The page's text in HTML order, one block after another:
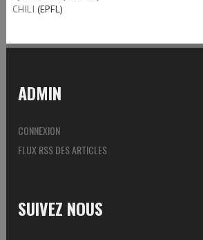
CHILI (EPFL)
ADMIN
CONNEXION
FLUX RSS DES ARTICLES
SUIVEZ NOUS